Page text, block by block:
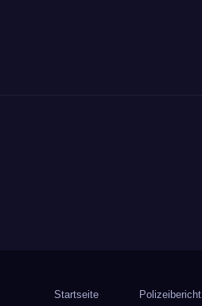
Startseite Polizeibericht